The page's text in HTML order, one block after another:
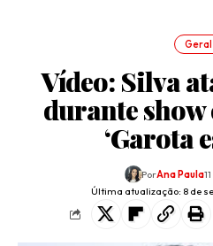
Geral
Vídeo: Silva
durante
‘Garota
Última atualização: 8 de
PorAna Paula